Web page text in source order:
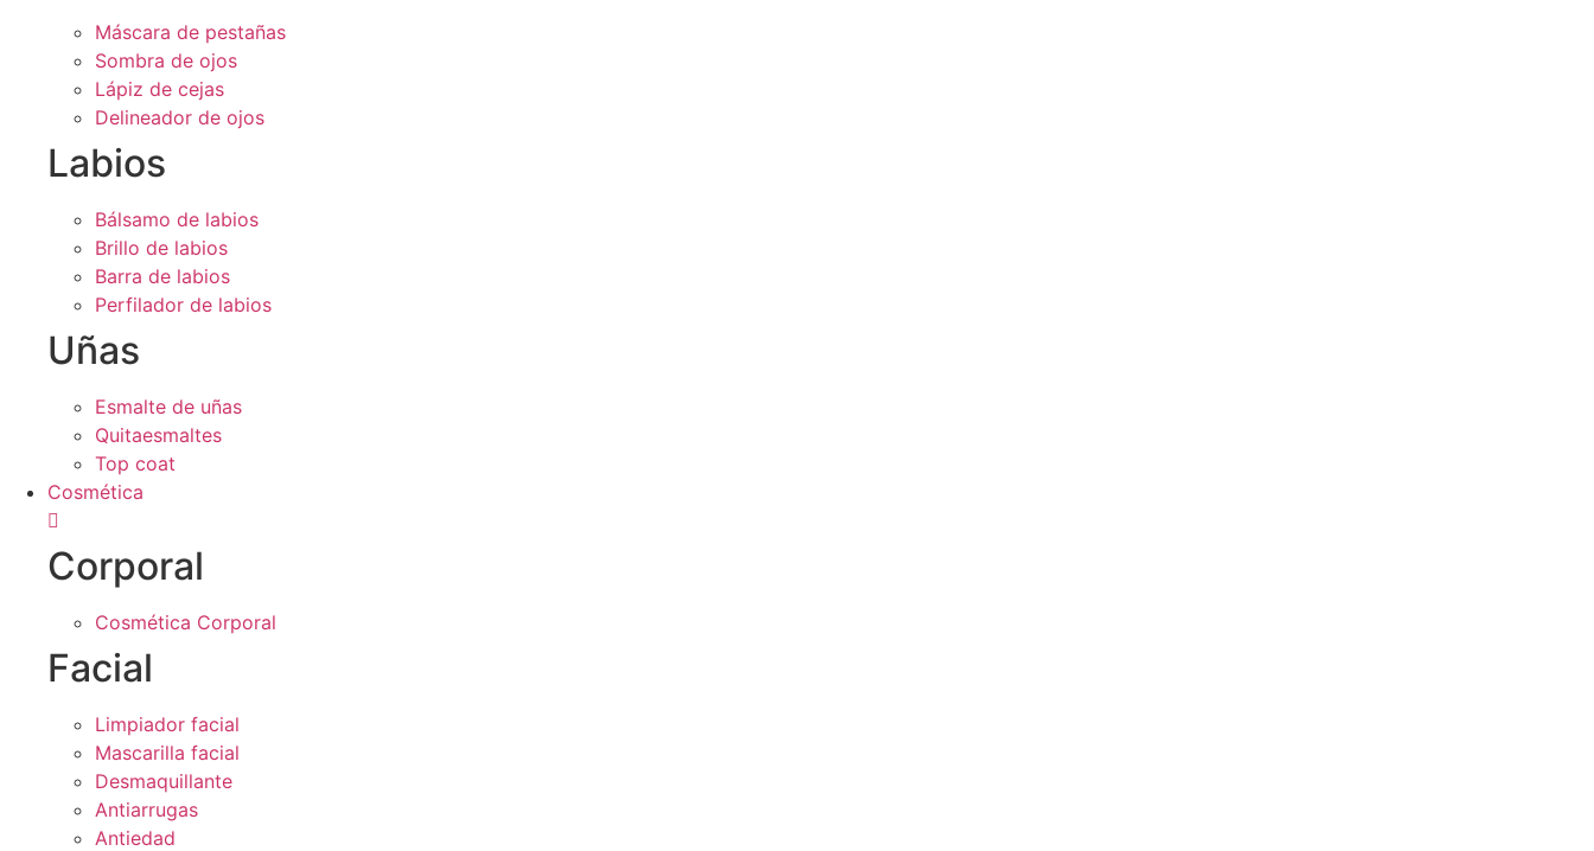
Máscara de pestañas
Sombra de ojos
Lápiz de cejas
Delineador de ojos
Labios
Bálsamo de labios
Brillo de labios
Barra de labios
Perfilador de labios
Uñas
Esmalte de uñas
Quitaesmaltes
Top coat
Cosmética
Corporal
Cosmética Corporal
Facial
Limpiador facial
Mascarilla facial
Desmaquillante
Antiarrugas
Antiedad